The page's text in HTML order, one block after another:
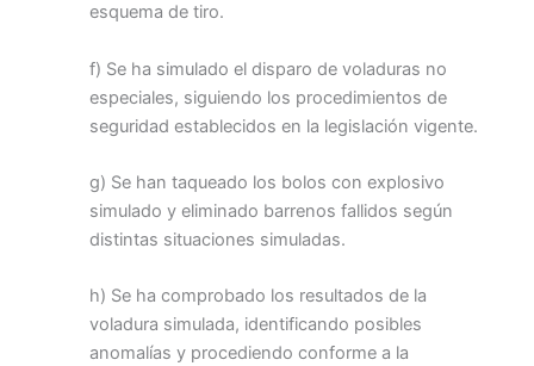
esquema de tiro.
f) Se ha simulado el disparo de voladuras no
especiales, siguiendo los procedimientos de
seguridad establecidos en la legislación vigente.
g) Se han taqueado los bolos con explosivo
simulado y eliminado barrenos fallidos según
distintas situaciones simuladas.
h) Se ha comprobado los resultados de la
voladura simulada, identificando posibles
anomalías y procediendo conforme a la